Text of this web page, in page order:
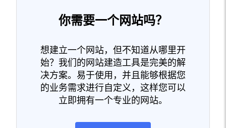
你需要一个网站吗？
想建立一个网站，但不知道从哪里开
始？我们的网站建造工具是完美的解
决方案。易于使用，并且能够根据您
的业务需求进行自定义，这样您可以
立即拥有一个专业的网站。